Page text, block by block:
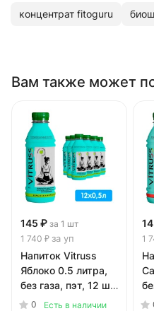
концентрат fitoguru
Вам также может
145 ₽ за 1 шт
1 740 ₽ за уп
Напиток Vitruss
Яблоко 0.5 литра,
без газа, пэт, 12 шт.
в уп.
0
Есть в наличии
1
в